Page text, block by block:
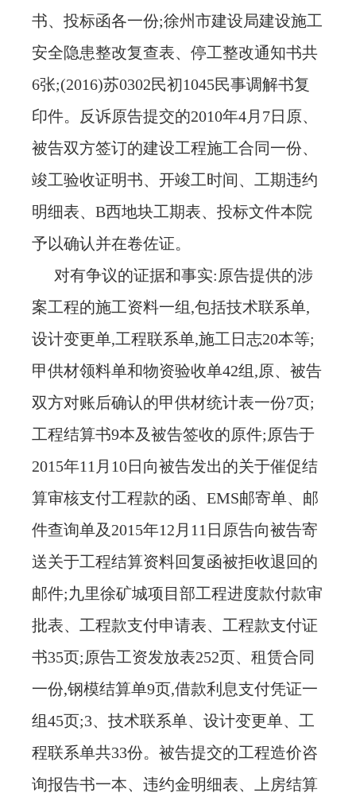
书、投标函各一份;徐州市建设局建设施工
安全隐患整改复查表、停工整改通知书共
6张;(2016)苏0302民初1045民事调解书复
印件。反诉原告提交的2010年4月7日原、
被告双方签订的建设工程施工合同一份、
竣工验收证明书、开竣工时间、工期违约
明细表、B西地块工期表、投标文件本院
予以确认并在卷佐证。
对有争议的证据和事实:原告提供的涉
案工程的施工资料一组,包括技术联系单,
设计变更单,工程联系单,施工日志20本等;
甲供材领料单和物资验收单42组,原、被告
双方对账后确认的甲供材统计表一份7页;
工程结算书9本及被告签收的原件;原告于
2015年11月10日向被告发出的关于催促结
算审核支付工程款的函、EMS邮寄单、邮
件查询单及2015年12月11日原告向被告寄
送关于工程结算资料回复函被拒收退回的
邮件;九里徐矿城项目部工程进度款付款审
批表、工程款支付申请表、工程款支付证
书35页;原告工资发放表252页、租赁合同
一份,钢模结算单9页,借款利息支付凭证一
组45页;3、技术联系单、设计变更单、工
程联系单共33份。被告提交的工程造价咨
询报告书一本、违约金明细表、上房结算